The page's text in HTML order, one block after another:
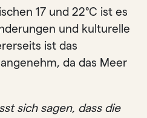
17 und 22°C ist es
und kulturelle
ist das
da das Meer
sich sagen, dass die